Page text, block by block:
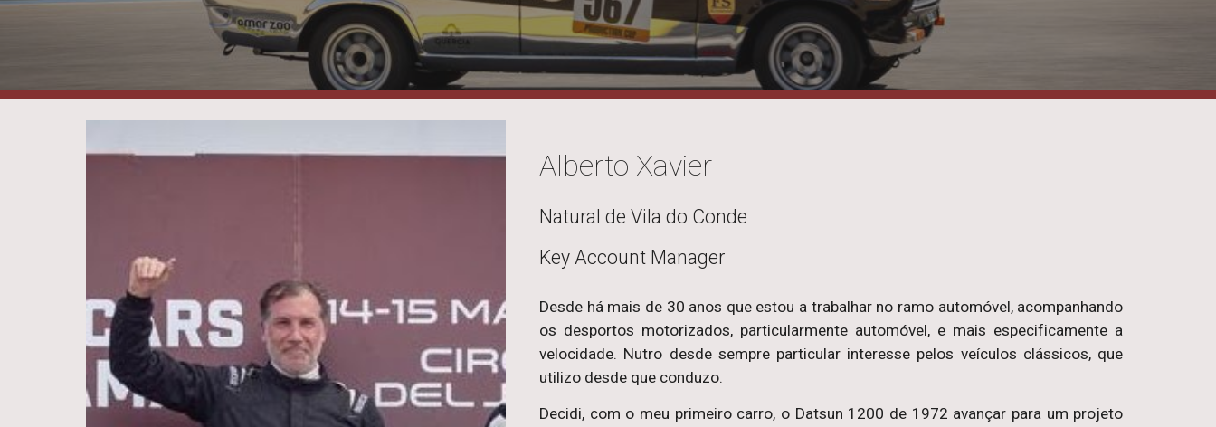
Alberto Xavier
Natural de Vila do Conde
Key Account Manager
Desde há mais de 30 anos que estou a trabalhar no ramo automóvel, acompanhando
os desportos motorizados, particularmente automóvel, e mais especificamente a
velocidade. Nutro desde sempre particular interesse pelos veículos clássicos, que
utilizo desde que conduzo.
Decidi, com o meu primeiro carro, o Datsun 1200 de 1972 avançar para um projeto